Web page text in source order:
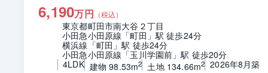
6,190万円 （税込）
東京都町田市南大谷２丁目
小田急小田原線「町田」駅 徒歩24分
横浜線「町田」駅 徒歩24分
小田急小田原線「玉川学園前」駅 徒歩20分
4LDK 建物 98.53m2 土地 134.66m2 2026年8月築